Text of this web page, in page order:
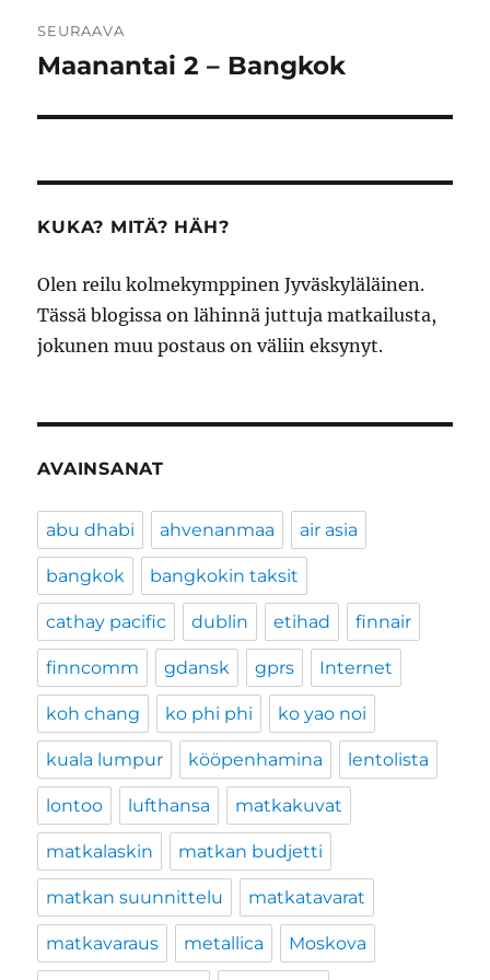
SEURAAVA
Seuraava
Maanantai 2 – Bangkok
KUKA? MITÄ? HÄH?
Olen reilu kolmekymppinen Jyväskyläläinen.
Tässä blogissa on lähinnä juttuja matkailusta,
jokunen muu postaus on väliin eksynyt.
AVAINSANAT
abu dhabi ahvenanmaa air asia
bangkok bangkokin taksit
cathay pacific dublin etihad finnair
finncomm gdansk gprs Internet
koh chang ko phi phi ko yao noi
kuala lumpur kööpenhamina lentolista
lontoo lufthansa matkakuvat
matkalaskin matkan budjetti
matkan suunnittelu matkatavarat
matkavaraus metallica Moskova